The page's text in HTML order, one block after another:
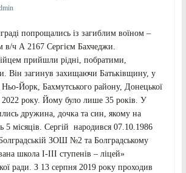
попрощались із загиблим воїном –
в/ч А 2167 Сергієм Бахчеджи.
прийшли рідні, побратими,
Він загинув захищаючи Батьківщину, у
Йорк, Бахмутського району, Донецької
2022 року. Йому було лише 35 років. У
дружина, дочка та син, якому на
5 місяців. Сергій народився 07.10.1986
ЗОШ №2 та Болградському
школа І-ІІІ ступенів – ліцей»
ради. З 13 серпня 2019 року проходив